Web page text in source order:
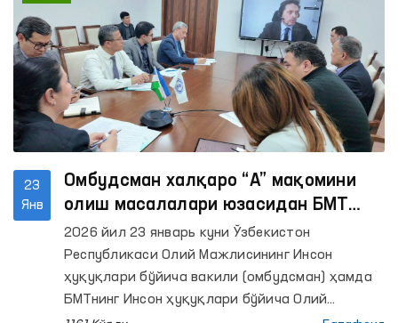
23
Янв
Омбудсман халқаро “А” мақомини
олиш масалалари юзасидан БМТ
вакиллари билан виртуал мулоқот
ўтказди
2026 йил 23 январь куни Ўзбекистон
Республикаси Олий Мажлисининг Инсон
ҳуқуқлари бўйича вакили (омбудсман) ҳамда
БМТнинг Инсон ҳуқуқлари бўйича Олий